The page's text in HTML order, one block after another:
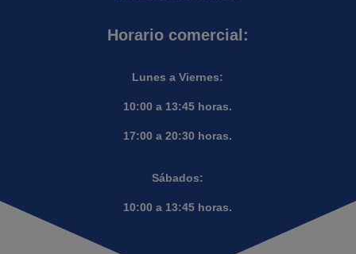
Horario comercial:
Lunes a Viernes:
10:00 a 13:45 horas.
17:00 a 20:30 horas.
Sábados:
10:00 a 13:45 horas.